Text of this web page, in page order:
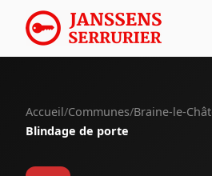
Accueil/Communes/Braine-le-
Blindage de porte